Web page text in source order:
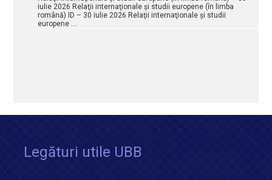
iulie 2026 Relaţii internaţionale şi studii europene (în limba
română) ID – 30 iulie 2026 Relaţii internaţionale şi studii
europene …
Legături utile UBB